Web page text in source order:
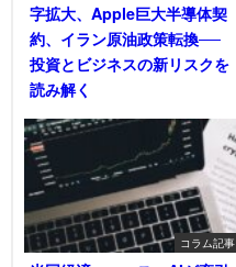
字拡大、Apple巨大半導体契
約、イラン原油政策転換──
投資とビジネスの新リスクを
読み解く
コラム記事